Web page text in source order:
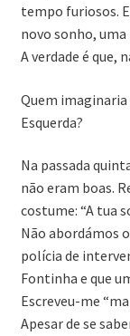
tempo furiosos.
novo sonho,
A verdade é que,
Quem imaginaria
Esquerda?
Na passada
não eram boas.
costume: “A tua
Não abordámos
polícia de
Fontinha e que
Escreveu-me
Apesar de se